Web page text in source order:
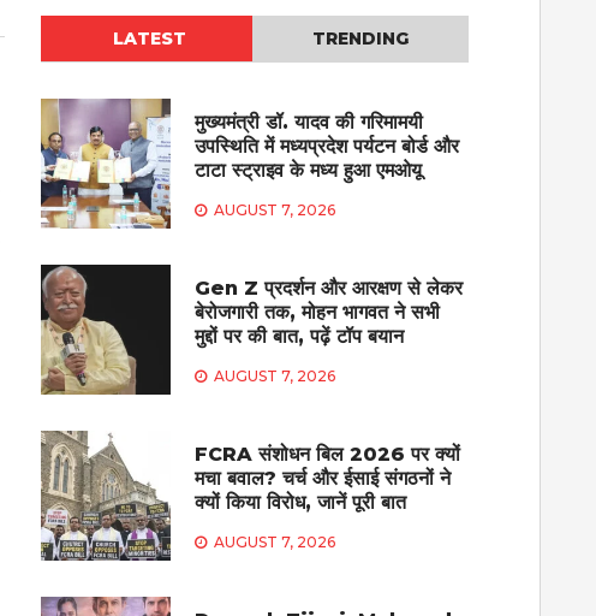
LATEST TRENDING
मुख्यमंत्री डॉ. यादव की गरिमामयी
उपस्थिति में मध्यप्रदेश पर्यटन बोर्ड और
टाटा स्ट्राइव के मध्य हुआ एमओयू
AUGUST 7, 2026
Gen Z प्रदर्शन और आरक्षण से लेकर
बेरोजगारी तक, मोहन भागवत ने सभी
मुद्दों पर की बात, पढ़ें टॉप बयान
AUGUST 7, 2026
FCRA संशोधन बिल 2026 पर क्यों
मचा बवाल? चर्च और ईसाई संगठनों ने
क्यों किया विरोध, जानें पूरी बात
AUGUST 7, 2026